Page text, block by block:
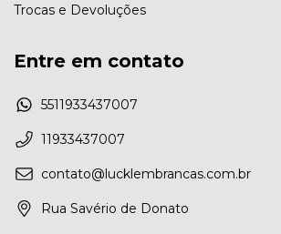
Trocas e Devoluções
Entre em contato
5511933437007
11933437007
contato@lucklembrancas.com.br
Rua Savério de Donato